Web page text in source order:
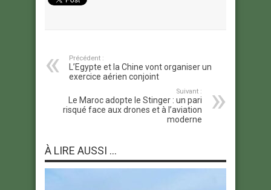
Précédent :
L’Egypte et la Chine vont organiser un
exercice aérien conjoint
Suivant :
Le Maroc adopte le Stinger : un pari
risqué face aux drones et à l’aviation
moderne
À LIRE AUSSI ...